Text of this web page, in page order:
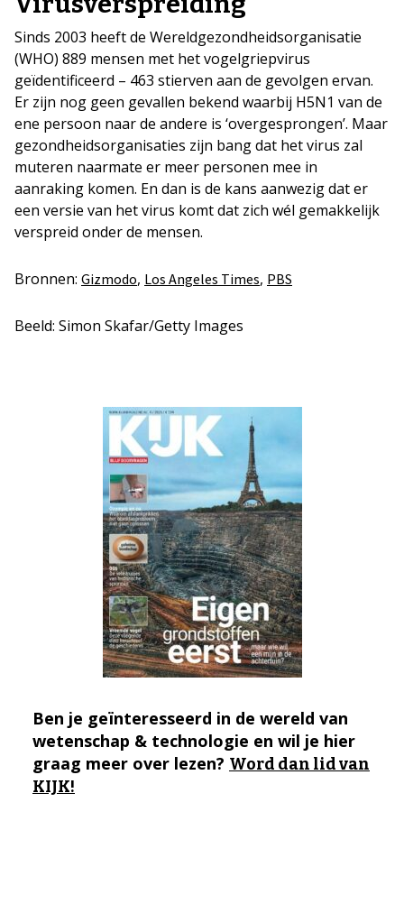
Sinds 2003 heeft de Wereldgezondheidsorganisatie
(WHO) 889 mensen met het vogelgriepvirus
geïdentificeerd – 463 stierven aan de gevolgen ervan.
Er zijn nog geen gevallen bekend waarbij H5N1 van de
ene persoon naar de andere is ‘overgesprongen’. Maar
gezondheidsorganisaties zijn bang dat het virus zal
muteren naarmate er meer personen mee in
aanraking komen. En dan is de kans aanwezig dat er
een versie van het virus komt dat zich wél gemakkelijk
verspreid onder de mensen.
Bronnen: Gizmodo, Los Angeles Times, PBS
Beeld: Simon Skafar/Getty Images
Ben je geïnteresseerd in de wereld van
wetenschap & technologie en wil je hier
graag meer over lezen? Word dan lid van
KIJK!